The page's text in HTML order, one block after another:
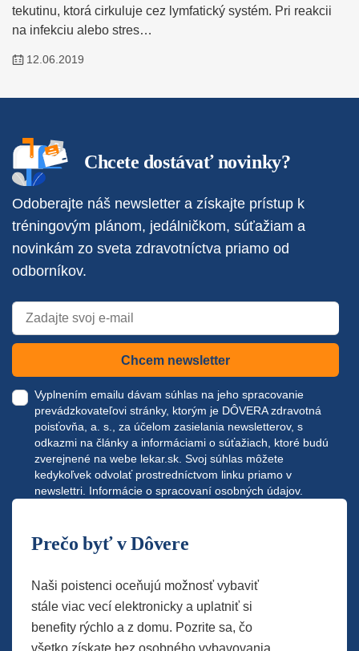
tekutinu, ktorá cirkuluje cez lymfatický systém. Pri reakcii
na infekciu alebo stres…
12.06.2019
Chcete dostávať novinky?
Odoberajte náš newsletter a získajte prístup k
tréningovým plánom, jedálničkom, súťažiam a
novinkám zo sveta zdravotníctva priamo od
odborníkov.
Chcem newsletter
Vyplnením emailu dávam súhlas na jeho spracovanie
prevádzkovateľovi stránky, ktorým je DÔVERA zdravotná
poisťovňa, a. s., za účelom zasielania newsletterov, s
odkazmi na články a informáciami o súťažiach, ktoré budú
zverejnené na webe lekar.sk. Svoj súhlas môžete
kedykoľvek odvolať prostredníctvom linku priamo v
newslettri. Informácie o spracovaní osobných údajov.
Prečo byť v Dôvere
Naši poistenci oceňujú možnosť vybaviť
stále viac vecí elektronicky a uplatniť si
benefity rýchlo a z domu. Pozrite sa, čo